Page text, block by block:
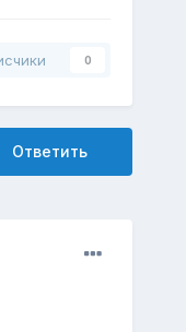
0
Ответить